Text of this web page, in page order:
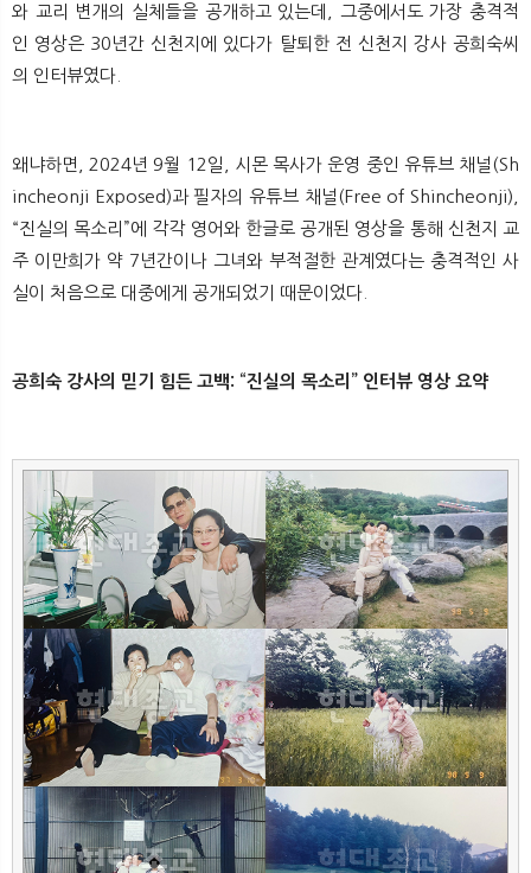
와 교리 변개의 실체들을 공개하고 있는데, 그중에서도 가장 충격적
인 영상은 30년간 신천지에 있다가 탈퇴한 전 신천지 강사 공희숙씨
의 인터뷰였다.
왜냐하면, 2024년 9월 12일, 시몬 목사가 운영 중인 유튜브 채널(Sh
incheonji Exposed)과 필자의 유튜브 채널(Free of Shincheonji),
“진실의 목소리”에 각각 영어와 한글로 공개된 영상을 통해 신천지 교
주 이만희가 약 7년간이나 그녀와 부적절한 관계였다는 충격적인 사
실이 처음으로 대중에게 공개되었기 때문이었다.
공희숙 강사의 믿기 힘든 고백: “진실의 목소리” 인터뷰 영상 요약